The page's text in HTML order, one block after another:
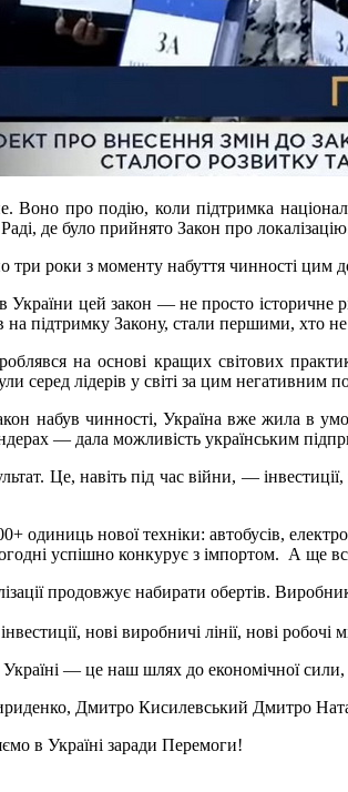
Воно про подію, коли підтримка
де було прийнято Закон про
три роки з моменту набуття чинності
України цей закон — не просто історичне
на підтримку Закону, стали першими, хто
на основі кращих світових
серед лідерів у світі за цим
набув чинності, Україна вже жила в
— дала можливість українським
Це, навіть під час війни, —
одиниць нової техніки: автобусів,
успішно конкурує з імпортом. А ще
продовжує набирати обертів.
нові виробничі лінії, нові робочі
Україні — це наш шлях до економічної
Дмитро Кисилевський Дмитро
в Україні заради Перемоги!